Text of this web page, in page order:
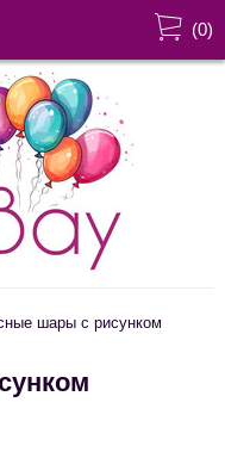
(0)
шары с рисунком